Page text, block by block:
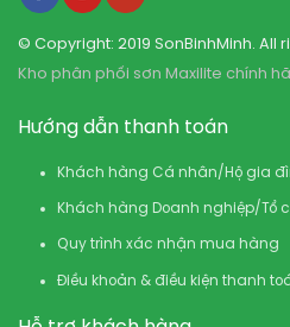
© Copyright: 2019 SonBinhMinh. All
Kho phân phối sơn Maxilite chính
Hướng dẫn thanh toán
Khách hàng Cá nhân/Hộ gia
Khách hàng Doanh nghiệp/Tổ
Quy trình xác nhận mua hàng
Điều khoản & điều kiện thanh